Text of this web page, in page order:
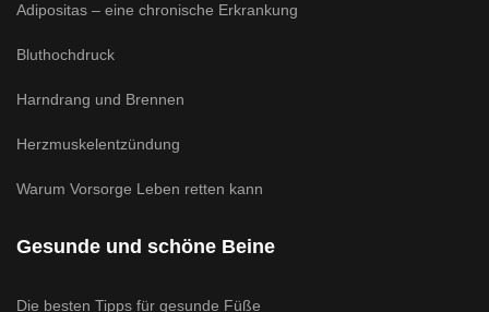
Adipositas – eine chronische Erkrankung
Bluthochdruck
Harndrang und Brennen
Herzmuskelentzündung
Warum Vorsorge Leben retten kann
Gesunde und schöne Beine
Die besten Tipps für gesunde Füße